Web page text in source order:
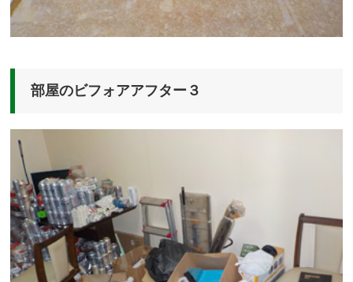
部屋のビフォアアフター３